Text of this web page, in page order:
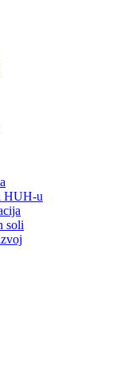
HUH-u
soli